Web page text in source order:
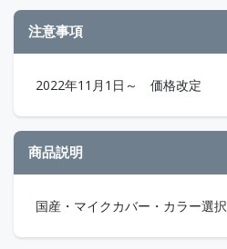
注意事項
2022年11月1日～ 価格改定
商品説明
国産・マイクカバー・カラー選択